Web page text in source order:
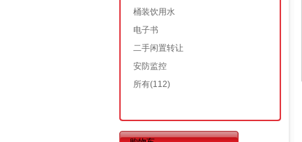
桶装饮用水
电子书
二手闲置转让
安防监控
所有(112)